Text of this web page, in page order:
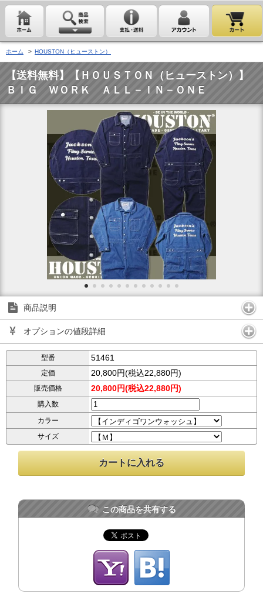
ホーム > HOUSTON（ヒューストン）
【送料無料】【ＨＯＵＳＴＯＮ（ヒューストン）】
ＢＩＧ ＷＯＲＫ ＡＬＬ－ＩＮ－ＯＮＥ
商品説明
オプションの値段詳細
型番 51461
定価 20,800円(税込22,880円)
販売価格 20,800円(税込22,880円)
購入数
カラー
サイズ
この商品を共有する